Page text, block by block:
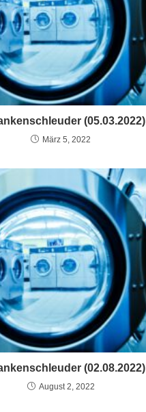
(05.03.2022)
März 5, 2022
(02.08.2022)
August 2, 2022